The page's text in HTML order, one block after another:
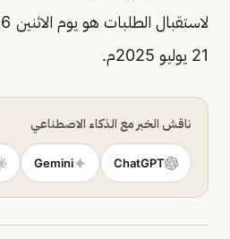
21 يوليو 2025م.
ناقش الخبر مع الذكاء الاصطناعي
ChatGPT
Gemini